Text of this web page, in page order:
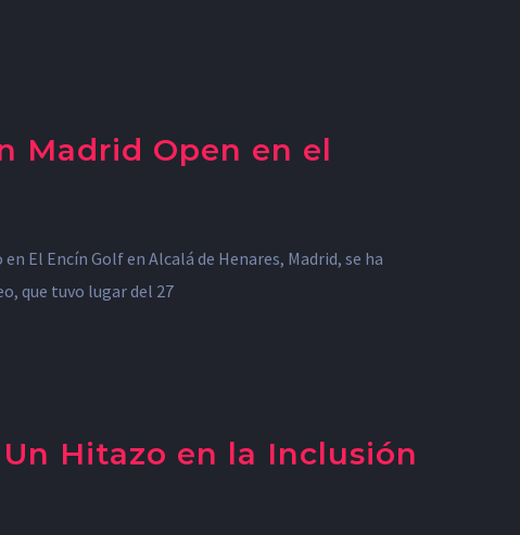
Madrid Open en el
El Encín Golf en Alcalá de Henares, Madrid, se ha
que tuvo lugar del 27
Hitazo en la Inclusión